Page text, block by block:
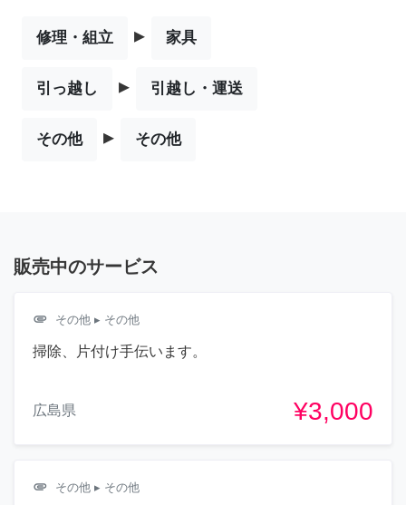
修理・組立 ▸ 家具
引っ越し ▸ 引越し・運送
その他 ▸ その他
販売中のサービス
attachment その他 ▸ その他
掃除、片付け手伝います。
広島県 ¥3,000
attachment その他 ▸ その他